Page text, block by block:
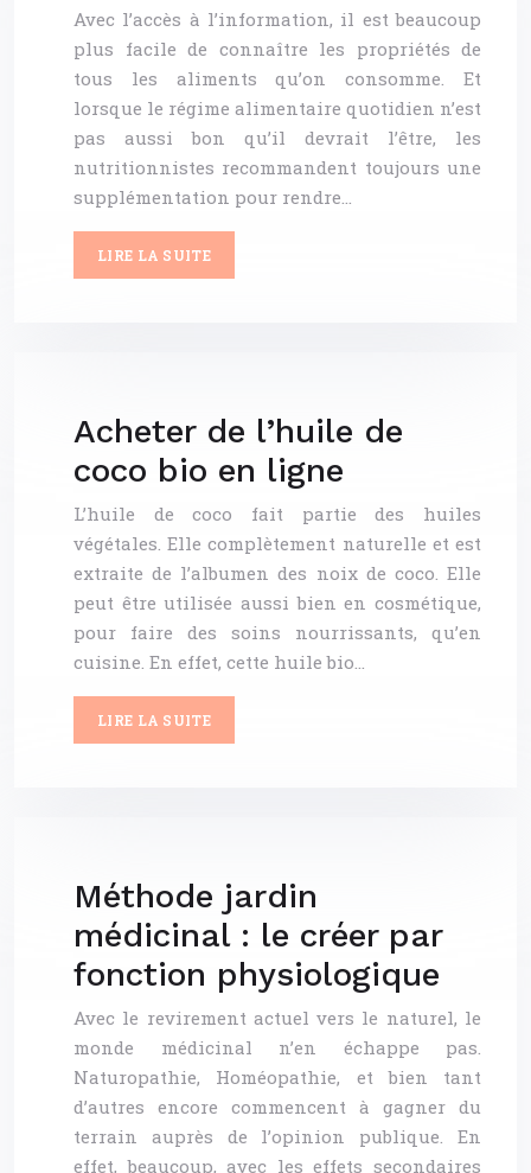
Avec l’accès à l’information, il est beaucoup
plus facile de connaître les propriétés de
tous les aliments qu’on consomme. Et
lorsque le régime alimentaire quotidien n’est
pas aussi bon qu’il devrait l’être, les
nutritionnistes recommandent toujours une
supplémentation pour rendre…
LIRE LA SUITE
Acheter de l’huile de
coco bio en ligne
L’huile de coco fait partie des huiles
végétales. Elle complètement naturelle et est
extraite de l’albumen des noix de coco. Elle
peut être utilisée aussi bien en cosmétique,
pour faire des soins nourrissants, qu’en
cuisine. En effet, cette huile bio…
LIRE LA SUITE
Méthode jardin
médicinal : le créer par
fonction physiologique
Avec le revirement actuel vers le naturel, le
monde médicinal n’en échappe pas.
Naturopathie, Homéopathie, et bien tant
d’autres encore commencent à gagner du
terrain auprès de l’opinion publique. En
effet, beaucoup, avec les effets secondaires